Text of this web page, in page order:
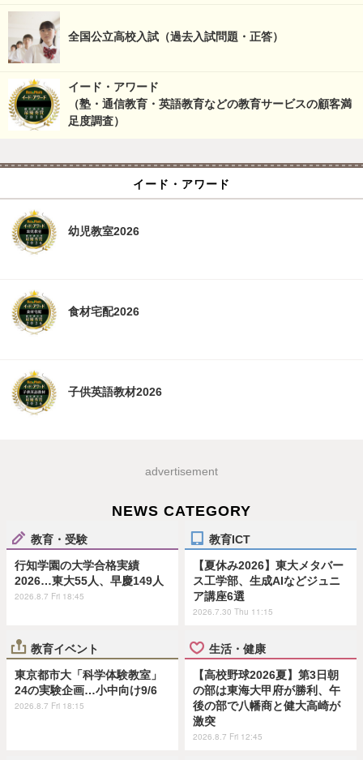
全国公立高校入試（過去入試問題・正答）
イード・アワード
（塾・通信教育・英語教育などの教育サービスの顧客満
足度調査）
イード・アワード
幼児教室2026
食材宅配2026
子供英語教材2026
advertisement
NEWS CATEGORY
教育・受験
行知学園の大学合格実績
2026…東大55人、早慶149人
2026.8.7 Fri 18:45
教育ICT
【夏休み2026】東大メタバー
ス工学部、生成AIなどジュニ
ア講座6選
2026.7.30 Thu 11:15
教育イベント
東京都市大「科学体験教室」
24の実験企画…小中向け9/6
2026.8.7 Fri 18:15
生活・健康
【高校野球2026夏】第3日朝
の部は東海大甲府が勝利、午
後の部で八幡商と健大高崎が
激突
2026.8.7 Fri 12:45